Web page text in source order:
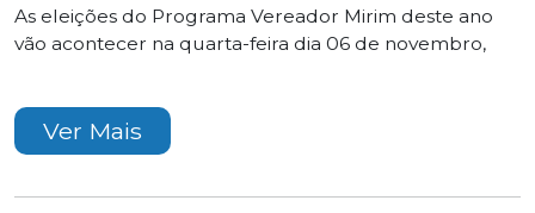
As eleições do Programa Vereador Mirim deste ano
vão acontecer na quarta-feira dia 06 de novembro,
Ver Mais